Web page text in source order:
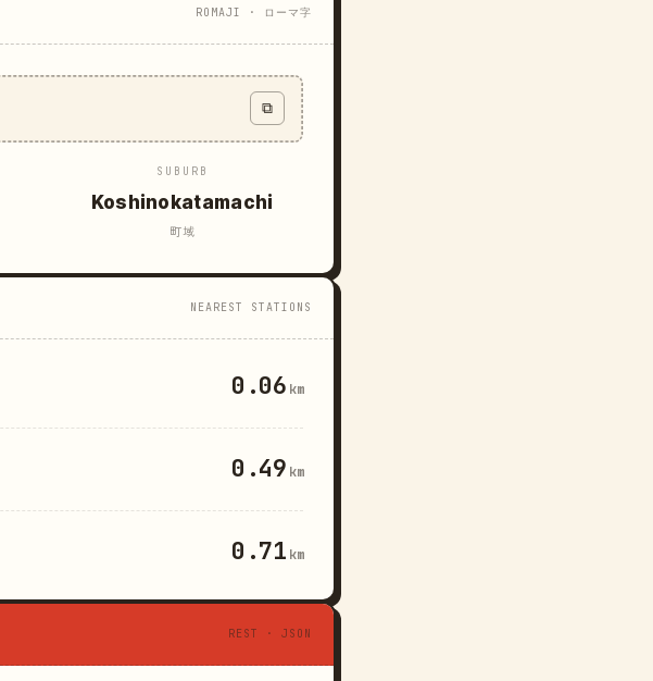
ROMAJI · ローマ字
⧉
SUBURB
Koshinokatamachi
町域
NEAREST STATIONS
0.06 km
0.49 km
0.71 km
REST · JSON